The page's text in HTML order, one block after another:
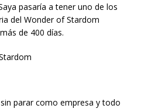
pasaría a tener uno de los
del Wonder of Stardom
de 400 días.
parar como empresa y todo